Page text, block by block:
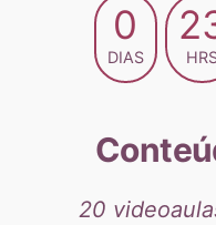
0
DIAS HRS
20